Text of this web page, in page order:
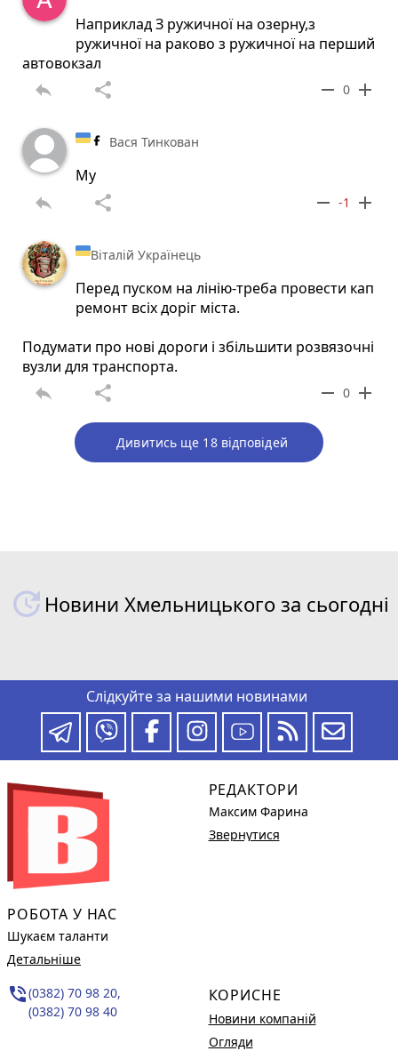
Наприклад З ружичної на озерну,з
ружичної на раково з ружичної на перший
автовокзал
reply share remove 0 add
Вася Тинкован
Му
reply share remove -1 add
Віталій Українець
Перед пуском на лінію-треба провести кап
ремонт всіх доріг міста.
Подумати про нові дороги і збільшити розвязочні
вузли для транспорта.
reply share remove 0 add
Дивитись ще 18 відповідей
Новини Хмельницького за сьогодні
Слідкуйте за нашими новинами
РОБОТА У НАС
Шукаєм таланти
Детальніше
phone_in_talk(0382) 70 98 20,
(0382) 70 98 40
РЕДАКТОРИ
Максим Фарина
Звернутися
КОРИСНЕ
Новини компаній
Огляди